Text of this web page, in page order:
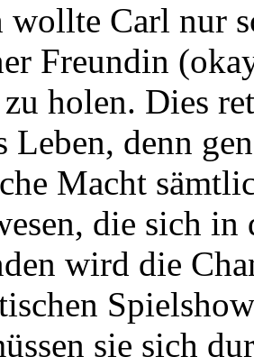
Carl nur
Freundin
holen. Dies
Leben, denn
Macht
die sich in
wird die
sie sich